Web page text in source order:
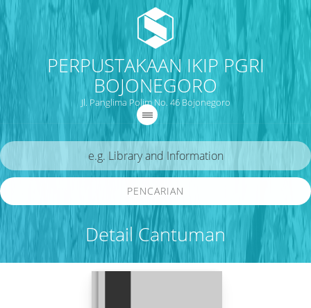
PERPUSTAKAAN IKIP PGRI
BOJONEGORO
Jl. Panglima Polim No. 46 Bojonegoro
Detail Cantuman
PENCARIAN